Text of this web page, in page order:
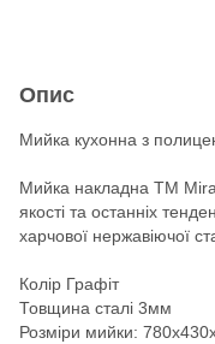
Опис
Мийка кухонна з
Мийка накладна ТМ Mira ,
якості та останніх
харчової нержавіючої
Колір Графіт
Товщина сталі 3мм
Розміри мийки: